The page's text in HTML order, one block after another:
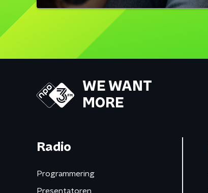
WE WANT
MORE
Radio
Programmering
Presentatoren